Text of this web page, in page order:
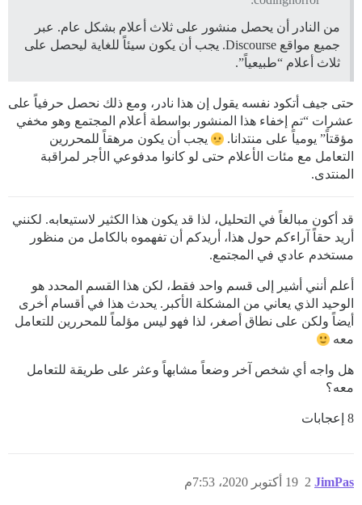
من النادر أن يحصل منشور على ثلاث أعلام بشكل عام. عبر
جميع مواقع Discourse. يجب أن يكون سيئاً للغاية ليحصل على
ثلاث أعلام “طبيعياً”.
حتى جيف أتكود نفسه يقول إن هذا نادر، ومع ذلك نحصل حرفياً على
عشرات “تم إخفاء هذا المنشور بواسطة أعلام المجتمع وهو مخفي
مؤقتاً” يومياً على منتدانا.
يجب أن يكون مرهقاً للمحررين
التعامل مع مئات الأعلام حتى لو كانوا مدفوعي الأجر لمراقبة
المنتدى.
قد أكون مبالغاً في التحليل، لذا قد يكون هذا الكثير لاستيعابه. لكنني
أريد حقاً آراءكم حول هذا، أريدكم أن تفهموه بالكامل من منظور
مستخدم عادي في المجتمع.
أعلم أنني أشير إلى قسم واحد فقط، لكن هذا القسم المحدد هو
الوحيد الذي يعاني من المشكلة الأكبر. يحدث هذا في أقسام أخرى
أيضاً ولكن على نطاق أصغر، لذا فهو ليس مؤلماً للمحررين للتعامل
معه
هل واجه أي شخص آخر وضعاً مشابهاً وعثر على طريقة للتعامل
معه؟
8 إعجابات
JimPas 19 أكتوبر 2020، 7:53م 2